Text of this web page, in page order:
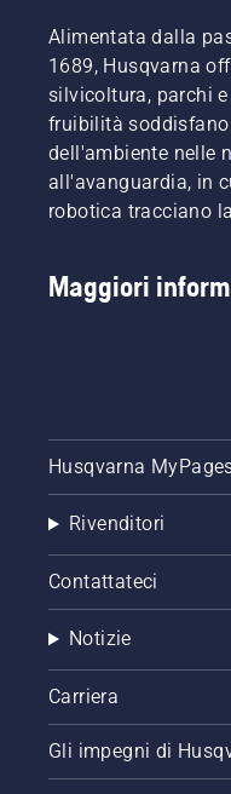
Alimentata dalla
1689, Husqvarna
silvicoltura, parchi
fruibilità
dell'ambiente nelle
all'avanguardia, in
robotica tracciano
Maggiori
Husqvarna
Rivenditori
Contattateci
Notizie
Carriera
Gli impegni di